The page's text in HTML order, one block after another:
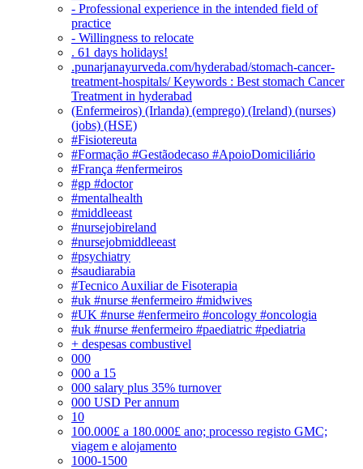
- Professional experience in the intended field of
practice
- Willingness to relocate
. 61 days holidays!
.punarjanayurveda.com/hyderabad/stomach-cancer-
treatment-hospitals/ Keywords : Best stomach Cancer
Treatment in hyderabad
(Enfermeiros) (Irlanda) (emprego) (Ireland) (nurses)
(jobs) (HSE)
#Fisiotereuta
#Formação #Gestãodecaso #ApoioDomiciliário
#França #enfermeiros
#gp #doctor
#mentalhealth
#middleeast
#nursejobireland
#nursejobmiddleeast
#psychiatry
#saudiarabia
#Tecnico Auxiliar de Fisoterapia
#uk #nurse #enfermeiro #midwives
#UK #nurse #enfermeiro #oncology #oncologia
#uk #nurse #enfermeiro #paediatric #pediatria
+ despesas combustivel
000
000 a 15
000 salary plus 35% turnover
000 USD Per annum
10
100.000£ a 180.000£ ano; processo registo GMC;
viagem e alojamento
1000-1500